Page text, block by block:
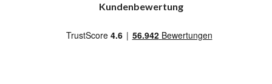
Kundenbewertung